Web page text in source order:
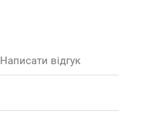
Написати відгук